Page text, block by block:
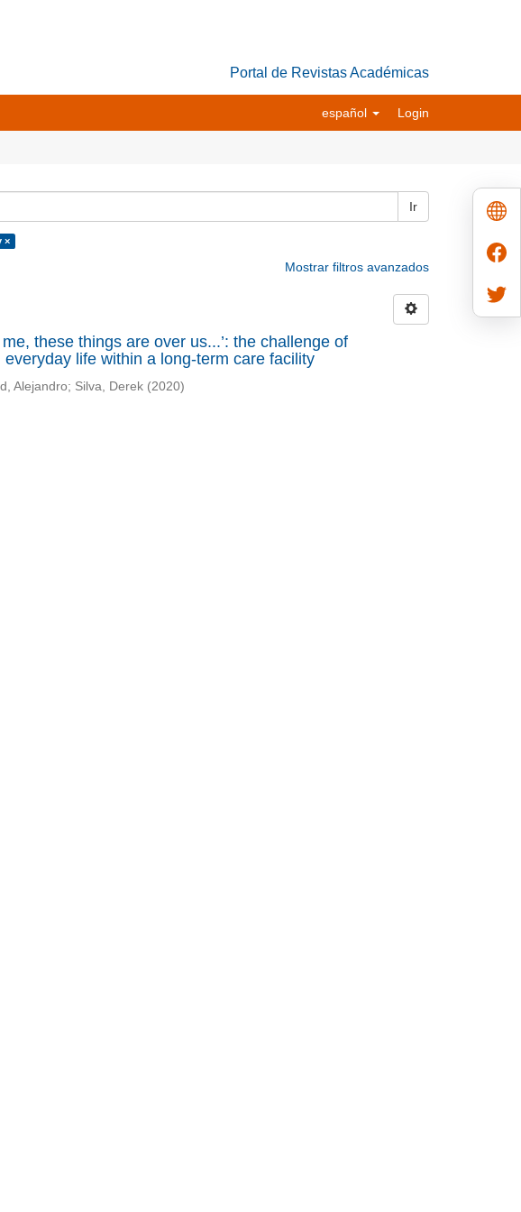
Portal de Revistas Académicas
español Login
Ir
×
Mostrar filtros avanzados
these things are over us...’: the challenge of
life within a long-term care facility
Alejandro; Silva, Derek (2020)